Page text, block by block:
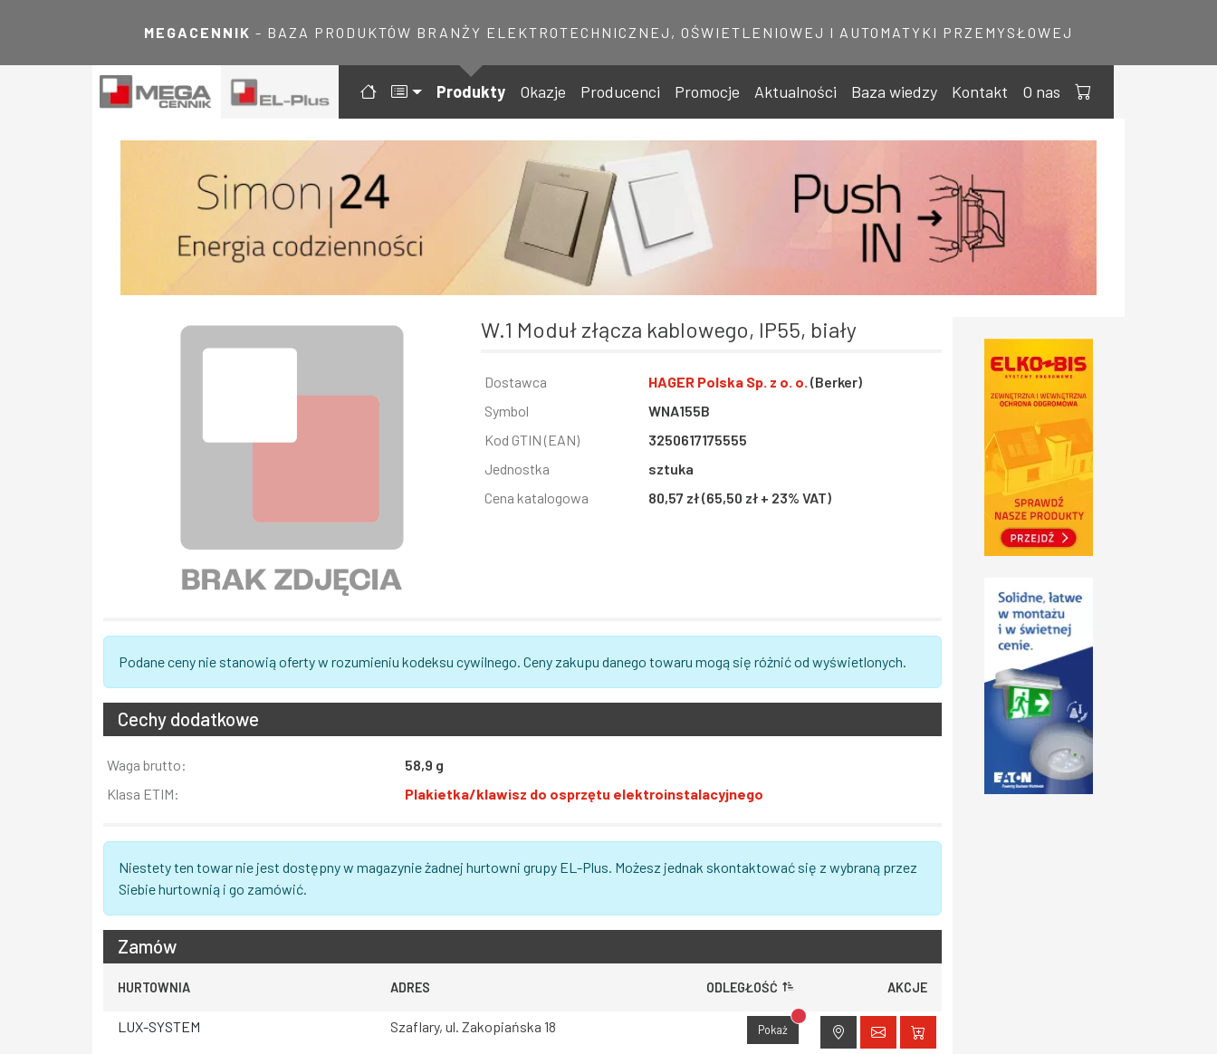
MEGACENNIK - BAZA PRODUKTÓW BRANŻY ELEKTROTECHNICZNEJ, OŚWIETLENIOWEJ I AUTOMATYKI PRZEMYSŁOWEJ
Produkty Okazje Producenci Promocje Aktualności Baza wiedzy Kontakt O nas
W.1 Moduł złącza kablowego, IP55, biały
Informacja
Wartość
Dostawca HAGER Polska Sp. z o. o. (Berker)
Symbol
WNA155B
Kod GTIN (EAN)
3250617175555
Jednostka
sztuka
Cena katalogowa
80,57 zł (65,50 zł + 23% VAT)
Podane ceny nie stanowią oferty w rozumieniu kodeksu cywilnego. Ceny zakupu danego towaru mogą się różnić od wyświetlonych.
Cechy dodatkowe
Informacja
Wartość
Waga brutto:
58,9 g
Klasa ETIM:
Plakietka/klawisz do osprzętu elektroinstalacyjnego
Niestety ten towar nie jest dostępny w magazynie żadnej hurtowni grupy EL-Plus. Możesz jednak skontaktować się z wybraną przez
Siebie hurtownią i go zamówić.
Zamów
HURTOWNIA ADRES ODLEGŁOŚĆ AKCJE
LUX-SYSTEM Szaflary, ul. Zakopiańska 18 Pokaż Brak dostępu do lokalizacji